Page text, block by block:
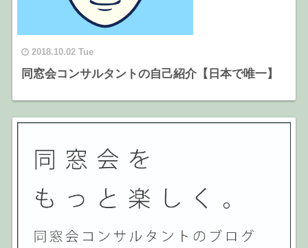
2018.10.02 Tue
同窓会コンサルタントの自己紹介【日本で唯一】